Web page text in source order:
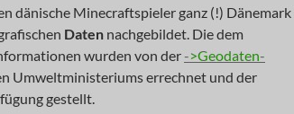
dänische Minecraftspieler ganz (!) Dänemark
Daten nachgebildet. Die dem
wurden von der->Geodaten-
Umweltministeriums errechnet und der
gestellt.